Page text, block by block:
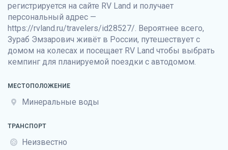
регистрируется на сайте RV Land и получает
персональный адрес —
https://rvland.ru/travelers/id28527/. Вероятнее всего,
Зураб Эмзарович живёт в России, путешествует с
домом на колесах и посещает RV Land чтобы выбрать
кемпинг для планируемой поездки с автодомом.
МЕСТОПОЛОЖЕНИЕ
Минеральные воды
ТРАНСПОРТ
Неизвестно